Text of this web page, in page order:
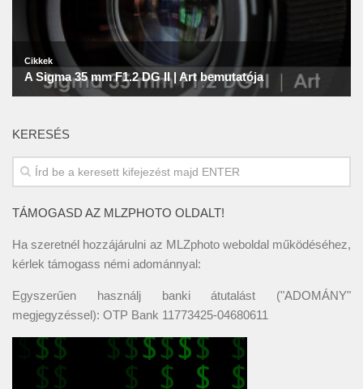
KERESÉS
TÁMOGASD AZ MLZPHOTO OLDALT!
Ha szeretnél hozzájárulni az MLZphoto weboldal működéséhez,
kérlek támogass némi adománnyal:
Egyszerűen használj banki átutalást ("ADOMÁNY"
megjegyzéssel): OTP Bank 11773425-04680611